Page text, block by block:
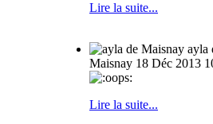
Lire la suite...
ayla
Maisnay 18 Déc 2013
Lire la suite...